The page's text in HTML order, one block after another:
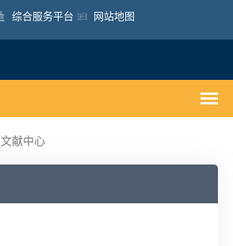
综合服务平台 网站地图
文献中心